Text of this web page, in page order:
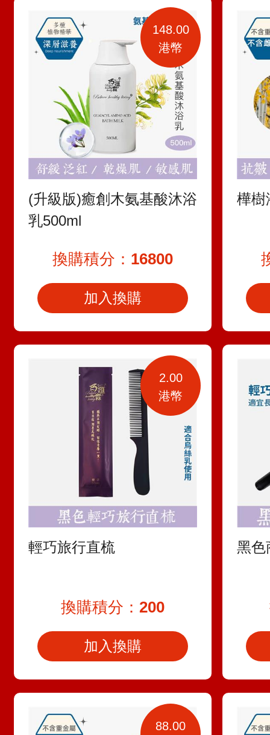
(升級版)癒創木氨基酸沐浴
乳500ml
148.00
港幣
換購積分： 16800
加入換購
樺樹
輕巧旅行直梳
2.00
港幣
換購積分： 200
加入換購
黑色
88.00